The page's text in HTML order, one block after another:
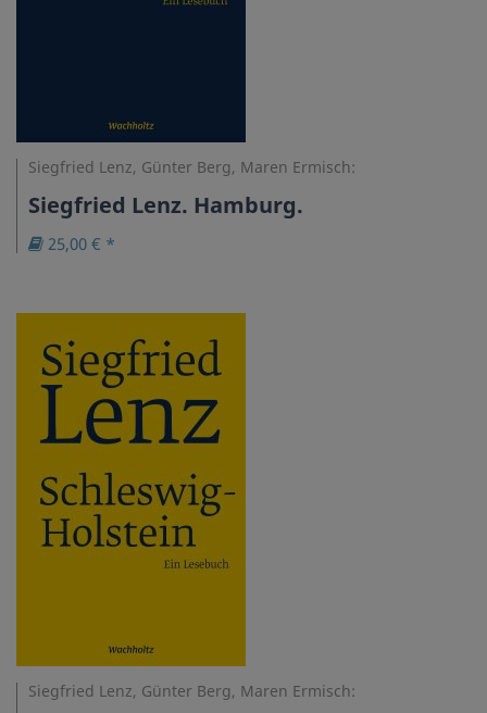
Siegfried Lenz, Günter Berg, Maren Ermisch:
Siegfried Lenz. Hamburg.
25,00 € *
Siegfried Lenz, Günter Berg, Maren Ermisch: